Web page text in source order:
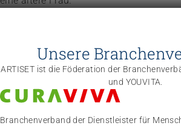
Unsere
ARTISET ist die Föderation der
und YOUVITA.
Branchenverband der Dienstleister für